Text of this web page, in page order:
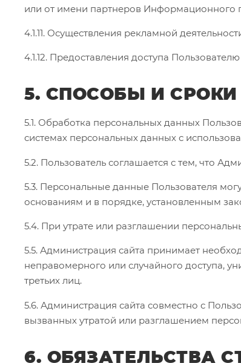
или от имени партнеров Информационного
4.1.11. Осуществления рекламной
4.1.12. Предоставления доступа
5. СПОСОБЫ И
5.1. Обработка персональных данных
системах персональных данных с
5.2. Пользователь соглашается с тем, что
5.3. Персональные данные Пользователя
основаниям и в порядке, установленным
5.4. При утрате или разглашении
5.5. Администрация сайта принимает
неправомерного или случайного доступа,
третьих лиц.
5.6. Администрация сайта совместно с
вызванных утратой или разглашением
6. ОБЯЗАТЕЛЬСТВА